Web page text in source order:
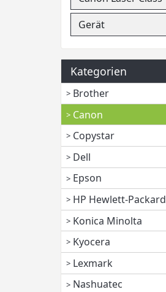
Kategorien
Brother
Canon
Copystar
Dell
Epson
HP Hewlett-Packard
Konica Minolta
Kyocera
Lexmark
Nashuatec